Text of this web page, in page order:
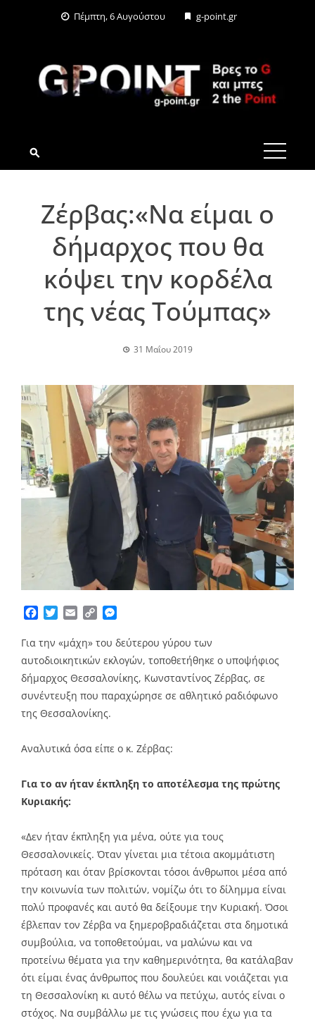
Πέμπτη, 6 Αυγούστου g-point.gr
G-POINT.GR
Ζέρβας:«Να είμαι ο
δήμαρχος που θα
κόψει την κορδέλα
της νέας Τούμπας»
31 Μαΐου 2019
Facebook
TwitterEmailCopy
Για την «μάχη» του δεύτερου γύρου των
αυτοδιοικητικών εκλογών, τοποθετήθηκε ο υποψήφιος
δήμαρχος Θεσσαλονίκης, Κωνσταντίνος Ζέρβας, σε
συνέντευξη που παραχώρησε σε αθλητικό ραδιόφωνο
της Θεσσαλονίκης.
Αναλυτικά όσα είπε ο κ. Ζέρβας:
Για το αν ήταν έκπληξη το αποτέλεσμα της πρώτης
Κυριακής:
«Δεν ήταν έκπληξη για μένα, ούτε για τους
Θεσσαλονικείς. Όταν γίνεται μια τέτοια ακομμάτιστη
πρόταση και όταν βρίσκονται τόσοι άνθρωποι μέσα από
την κοινωνία των πολιτών, νομίζω ότι το δίλημμα είναι
πολύ προφανές και αυτό θα δείξουμε την Κυριακή. Όσοι
έβλεπαν τον Ζέρβα να ξημεροβραδιάζεται στα δημοτικά
συμβούλια, να τοποθετούμαι, να μαλώνω και να
προτείνω θέματα για την καθημερινότητα, θα κατάλαβαν
ότι είμαι ένας άνθρωπος που δουλεύει και νοιάζεται για
τη Θεσσαλονίκη κι αυτό θέλω να πετύχω, αυτός είναι ο
στόχος. Να συμβάλλω με τις γνώσεις που έχω για τα